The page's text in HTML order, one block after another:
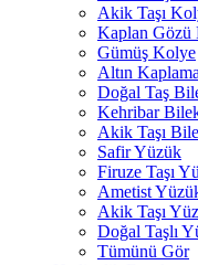
Akik Taşı
Kaplan Gözü
Gümüş Kolye
Altın
Doğal Taş
Kehribar
Akik Taşı
Safir Yüzük
Firuze Taşı
Ametist
Akik Taşı
Doğal Taşlı
Tümünü Gör